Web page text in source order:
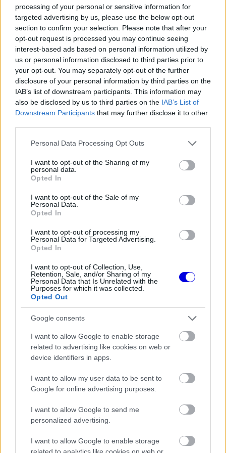
processing of your personal or sensitive information for
targeted advertising by us, please use the below opt-out
section to confirm your selection. Please note that after your
opt-out request is processed you may continue seeing
interest-based ads based on personal information utilized by
us or personal information disclosed to third parties prior to
your opt-out. You may separately opt-out of the further
disclosure of your personal information by third parties on the
IAB’s list of downstream participants. This information may
also be disclosed by us to third parties on the IAB’s List of
Downstream Participants that may further disclose it to other
Please note that this website/app uses one or more Google
not limited to your visit or usage behaviour. You may click to
grant or deny consent to Google and its third-party tags to
use your data for below specified purposes in below Google
consent section.
Personal Data Processing Opt Outs
I want to opt-out of the Sharing of my
personal data.
Opted In
I want to opt-out of the Sale of my
Personal Data.
Opted In
I want to opt-out of processing my
Personal Data for Targeted Advertising.
Opted In
I want to opt-out of Collection, Use,
Retention, Sale, and/or Sharing of my
Personal Data that Is Unrelated with the
Purposes for which it was collected.
Opted Out
Google consents
I want to allow Google to enable storage
related to advertising like cookies on web or
device identifiers in apps.
I want to allow my user data to be sent to
Google for online advertising purposes.
I want to allow Google to send me
personalized advertising.
I want to allow Google to enable storage
related to analytics like cookies on web or
levegőt biztosított számára a verseny kezdetén.
Az élen viszonylag eseménytelen volt a verseny, a
pilóták a hátsó gumijaik állapotát menedzselték.
Norris rövid ideig faragott Verstappen előnyéből,
mielőtt visszaesett volna, amikor piszkos
levegőbe került. Oscar Piastrival a harmadik
helyen úgy tűnt, a
McLaren
alávágással.
Video
This
modal
window.
The media could not be loaded, either because
is not supported.
A McLaren végül Norrist ugyanakkor hívta ki, mint
Verstappent, míg Piastri egy körrel korábban jött
ki és forgalomba került. A Sky Sports F1
közvetítése során az 1997-es világbajnok
Villeneuve bírálta ezt a döntést.
EZEKET IS AJÁNLJUK